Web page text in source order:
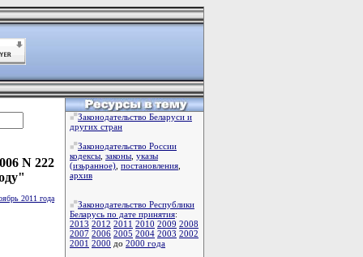
N 222
2011 года
Законодательство Беларуси и
других стран
Законодательство России
кодексы законы указы
(изьранное) постановления
архив
Законодательство Республики
Беларусь по дате принятия:
2013 2012 2011 2010 2009 2008
2007 2006 2005 2004 2003 2002
2001 2000 до 2000 года